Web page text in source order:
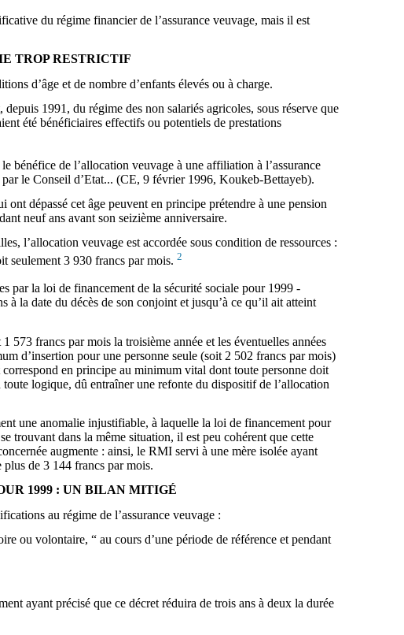
du régime financier de l’assurance veuvage, mais il est
TROP RESTRICTIF
d’âge et de nombre d’enfants élevés ou à charge.
1991, du régime des non salariés agricoles, sous réserve que
été bénéficiaires effectifs ou potentiels de prestations
bénéfice de l’allocation veuvage à une affiliation à l’assurance
par le Conseil d’Etat... (CE, 9 février 1996, Koukeb-Bettayeb).
ont dépassé cet âge peuvent en principe prétendre à une pension
neuf ans avant son seizième anniversaire.
l’allocation veuvage est accordée sous condition de ressources :
seulement 3 930 francs par mois. 2
par la loi de financement de la sécurité sociale pour 1999 -
à la date du décès de son conjoint et jusqu’à ce qu’il ait atteint
573 francs par mois la troisième année et les éventuelles années
d’insertion pour une personne seule (soit 2 502 francs par mois)
en principe au minimum vital dont toute personne doit
logique, dû entraîner une refonte du dispositif de l’allocation
une anomalie injustifiable, à laquelle la loi de financement pour
trouvant dans la même situation, il est peu cohérent que cette
augmente : ainsi, le RMI servi à une mère isolée ayant
de 3 144 francs par mois.
1999 : UN BILAN MITIGÉ
au régime de l’assurance veuvage :
ou volontaire, “ au cours d’une période de référence et pendant
ayant précisé que ce décret réduira de trois ans à deux la durée